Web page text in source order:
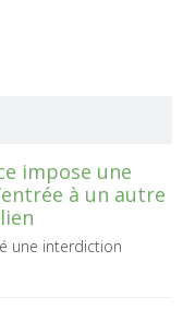
impose une
à un autre
une interdiction